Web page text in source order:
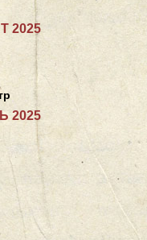
2025
2025